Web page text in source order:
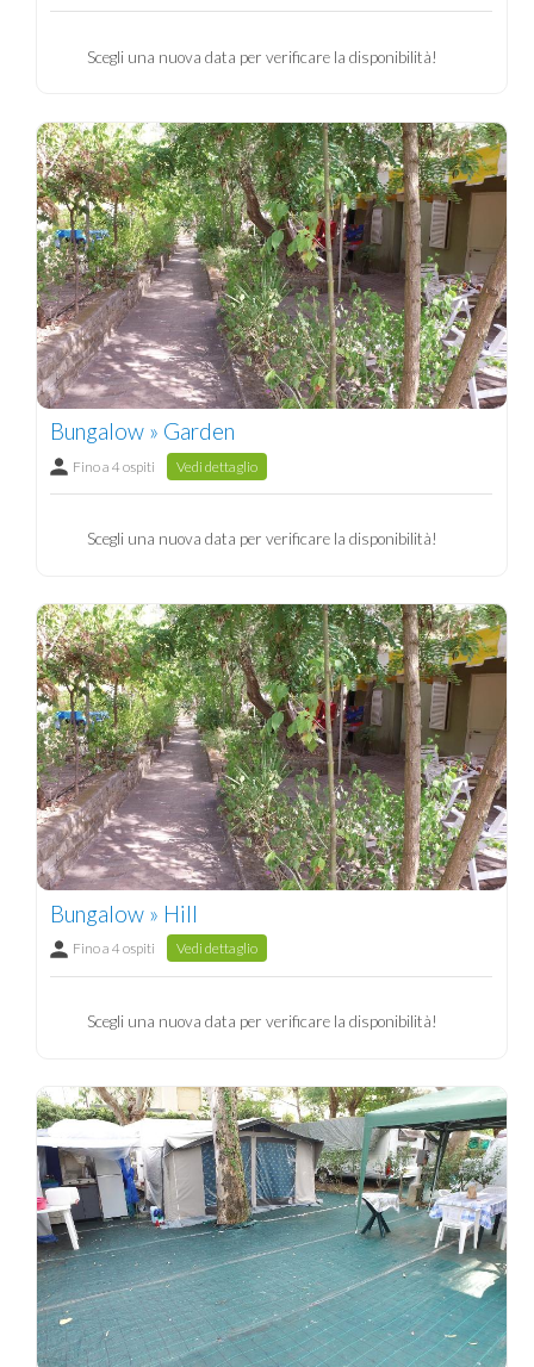
Scegli una nuova data per verificare la disponibilità!
Bungalow » Garden
Fino a 4 ospiti Vedi dettaglio
Scegli una nuova data per verificare la disponibilità!
Bungalow » Hill
Fino a 4 ospiti Vedi dettaglio
Scegli una nuova data per verificare la disponibilità!